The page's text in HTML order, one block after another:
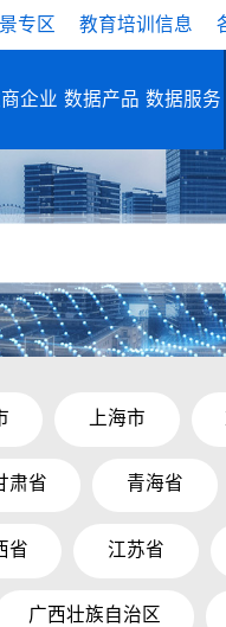
专区 教育培训信息
企业 数据产品 数据服务
上海市
肃省 青海省
省 江苏省
广西壮族自治区